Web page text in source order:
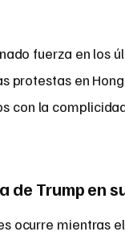
fuerza en los
protestas en
con la
de Trump en
ocurre mientras